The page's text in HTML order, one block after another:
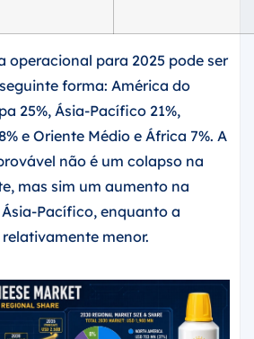
operacional para 2025 pode ser
forma: América do
25%, Ásia-Pacífico 21%,
e Oriente Médio e África 7%. A
não é um colapso na
mas sim um aumento na
Pacífico, enquanto a
menor.